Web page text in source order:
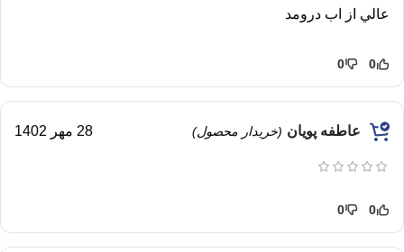
عالي از اب درومد
0
0
عاطفه پویان (خریدار محصول) 28 مهر 1402
0
0